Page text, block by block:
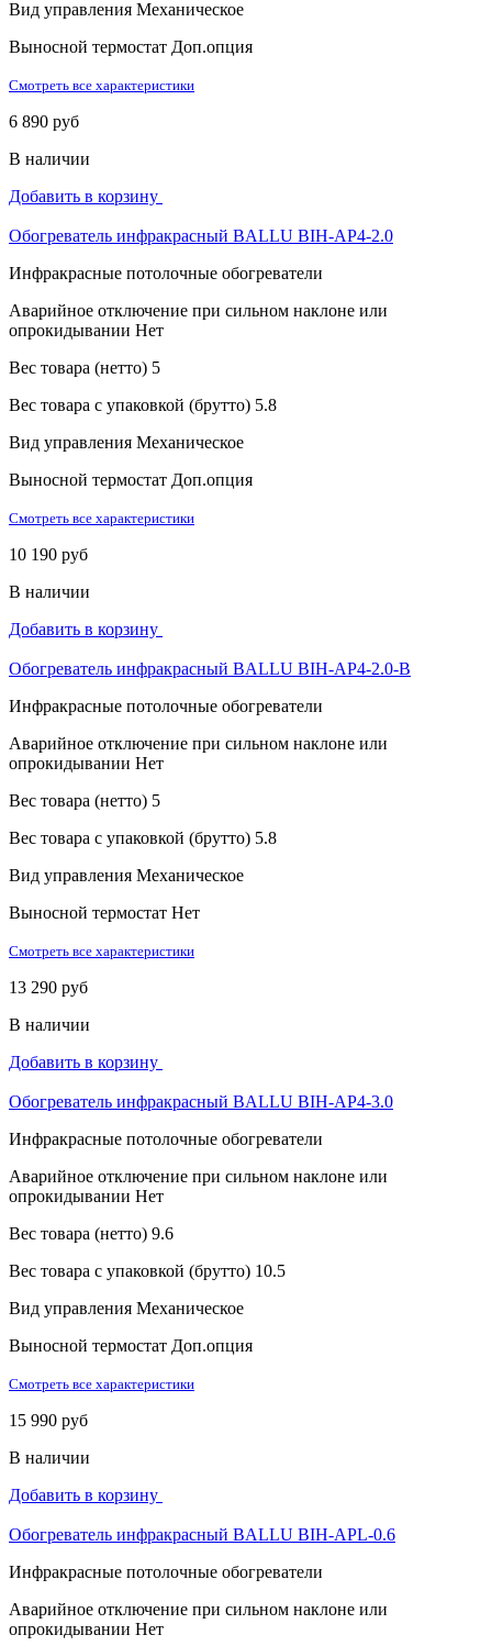
Вид управления Механическое
Выносной термостат Доп.опция
Смотреть все характеристики
6 890 руб
В наличии
Добавить в корзину
Обогреватель инфракрасный BALLU BIH-AP4-2.0
Инфракрасные потолочные обогреватели
Аварийное отключение при сильном наклоне или
опрокидывании Нет
Вес товара (нетто) 5
Вес товара с упаковкой (брутто) 5.8
Вид управления Механическое
Выносной термостат Доп.опция
Смотреть все характеристики
10 190 руб
В наличии
Добавить в корзину
Обогреватель инфракрасный BALLU BIH-AP4-2.0-B
Инфракрасные потолочные обогреватели
Аварийное отключение при сильном наклоне или
опрокидывании Нет
Вес товара (нетто) 5
Вес товара с упаковкой (брутто) 5.8
Вид управления Механическое
Выносной термостат Нет
Смотреть все характеристики
13 290 руб
В наличии
Добавить в корзину
Обогреватель инфракрасный BALLU BIH-AP4-3.0
Инфракрасные потолочные обогреватели
Аварийное отключение при сильном наклоне или
опрокидывании Нет
Вес товара (нетто) 9.6
Вес товара с упаковкой (брутто) 10.5
Вид управления Механическое
Выносной термостат Доп.опция
Смотреть все характеристики
15 990 руб
В наличии
Добавить в корзину
Обогреватель инфракрасный BALLU BIH-APL-0.6
Инфракрасные потолочные обогреватели
Аварийное отключение при сильном наклоне или
опрокидывании Нет